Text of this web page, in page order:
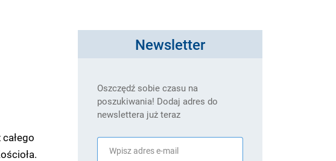
Newsletter
Oszczędź sobie czasu na
poszukiwania! Dodaj adres do
newslettera już teraz